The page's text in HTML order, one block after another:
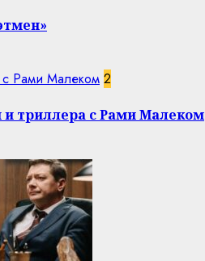
с Рами Малеком 2
триллера с Рами Малеком